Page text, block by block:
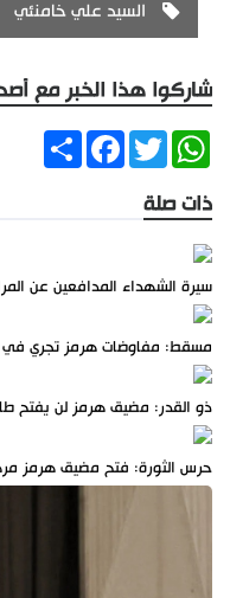
السيد علي خامنئي
شاركوا هذا الخبر مع
ShareFacebookTwitter
WhatsApp
ذات صلة
سيرة الشهداء المدافعين عن
مسقط: مفاوضات هرمز تجري في
ذو القدر: مضيق هرمز لن يفتح
حرس الثورة: فتح مضيق هرمز